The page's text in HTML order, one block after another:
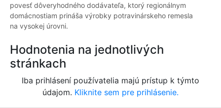
povesť dôveryhodného dodávateľa, ktorý regionálnym
domácnostiam prináša výrobky potravinárskeho remesla
na vysokej úrovni.
Hodnotenia na jednotlivých
stránkach
Iba prihlásení používatelia majú prístup k týmto
údajom. Kliknite sem pre prihlásenie.